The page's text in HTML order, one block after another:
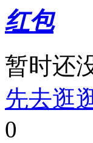
红包
暂时还
先去逛
0